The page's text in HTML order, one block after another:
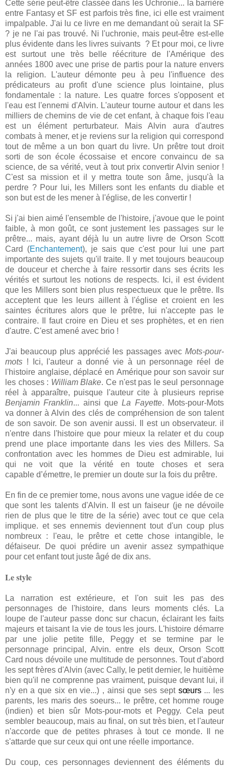
Cette série peut-être classée dans les Uchronie... la barrière
entre Fantasy et SF est parfois très fine, ici elle est vraiment
impalpable. J'ai lu ce livre en me demandant où serait la SF
? je ne l'ai pas trouvé. Ni l'uchronie, mais peut-être est-elle
plus évidente dans les livres suivants ? Et pour moi, ce livre
est surtout une très belle réécriture de l'Amérique des
années 1800 avec une prise de partis pour la nature envers
la religion. L'auteur démonte peu à peu l'influence des
prédicateurs au profit d'une science plus lointaine, plus
fondamentale : la nature. Les quatre forces s'opposent et
l'eau est l'ennemi d'Alvin. L'auteur tourne autour et dans les
milliers de chemins de vie de cet enfant, à chaque fois l'eau
est un élément perturbateur. Mais Alvin aura d'autres
combats à mener, et je reviens sur la religion qui correspond
tout de même a un bon quart du livre. Un prêtre tout droit
sorti de son école écossaise et encore convaincu de sa
science, de sa vérité, veut à tout prix convertir Alvin senior !
C'est sa mission et il y mettra toute son âme, jusqu'à la
perdre ? Pour lui, les Millers sont les enfants du diable et
son but est de les mener à l'église, de les convertir !
Si j'ai bien aimé l'ensemble de l'histoire, j'avoue que le point
faible, à mon goût, ce sont justement les passages sur le
prêtre... mais, ayant déjà lu un autre livre de Orson Scott
Card (Enchantement), je sais que c'est pour lui une part
importante des sujets qu'il traite. Il y met toujours beaucoup
de douceur et cherche à faire ressortir dans ses écrits les
vérités et surtout les notions de respects. Ici, il est évident
que les Millers sont bien plus respectueux que le prêtre. Ils
acceptent que les leurs aillent à l'église et croient en les
saintes écritures alors que le prêtre, lui n'accepte pas le
contraire. Il faut croire en Dieu et ses prophètes, et en rien
d'autre. C'est amené avec brio !
J'ai beaucoup plus apprécié les passages avec Mots-pour-
mots ! Ici, l'auteur a donné vie à un personnage réel de
l'histoire anglaise, déplacé en Amérique pour son savoir sur
les choses : William Blake. Ce n'est pas le seul personnage
réel à apparaître, puisque l'auteur cite à plusieurs reprise
Benjamin Franklin... ainsi queLa Fayette. Mots-pour-Mots
va donner à Alvin des clés de compréhension de son talent
de son savoir. De son avenir aussi. Il est un observateur. il
n'entre dans l'histoire que pour mieux la relater et du coup
prend une place importante dans les vies des Millers. Sa
confrontation avec les hommes de Dieu est admirable, lui
qui ne voit que la vérité en toute choses et sera
capable d’émettre, le premier un doute sur la fois du prêtre.
En fin de ce premier tome, nous avons une vague idée de ce
que sont les talents d'Alvin. Il est un faiseur (je ne dévoile
rien de plus que le titre de la série) avec tout ce que cela
implique. et ses ennemis deviennent tout d'un coup plus
nombreux : l'eau, le prêtre et cette chose intangible, le
défaiseur. De quoi prédire un avenir assez sympathique
pour cet enfant tout juste âgé de dix ans.
Le style
La narration est extérieure, et l'on suit les pas des
personnages de l'histoire, dans leurs moments clés. La
loupe de l'auteur passe donc sur chacun, éclairant les faits
majeurs et taisant la vie de tous les jours. L'histoire démarre
par une jolie petite fille, Peggy et se termine par le
personnage principal, Alvin. entre els deux, Orson Scott
Card nous dévoile une multitude de personnes. Tout d'abord
les sept frères d'Alvin (avec Cally, le petit dernier, le huitième
bien qu'il ne comprenne pas vraiment, puisque devant lui, il
n'y en a que six en vie...) , ainsi que ses sept sœurs... les
parents, les maris des soeurs... le prêtre, cet homme rouge
(indien) et bien sûr Mots-pour-mots et Peggy. Cela peut
sembler beaucoup, mais au final, on sut très bien, et l'auteur
n'accorde que de petites phrases à tout ce monde. Il ne
s'attarde que sur ceux qui ont une réelle importance.
Du coup, ces personnages deviennent des éléments du